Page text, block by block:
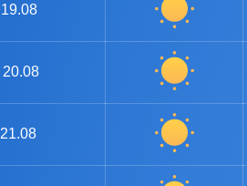
19.08
20.08
21.08